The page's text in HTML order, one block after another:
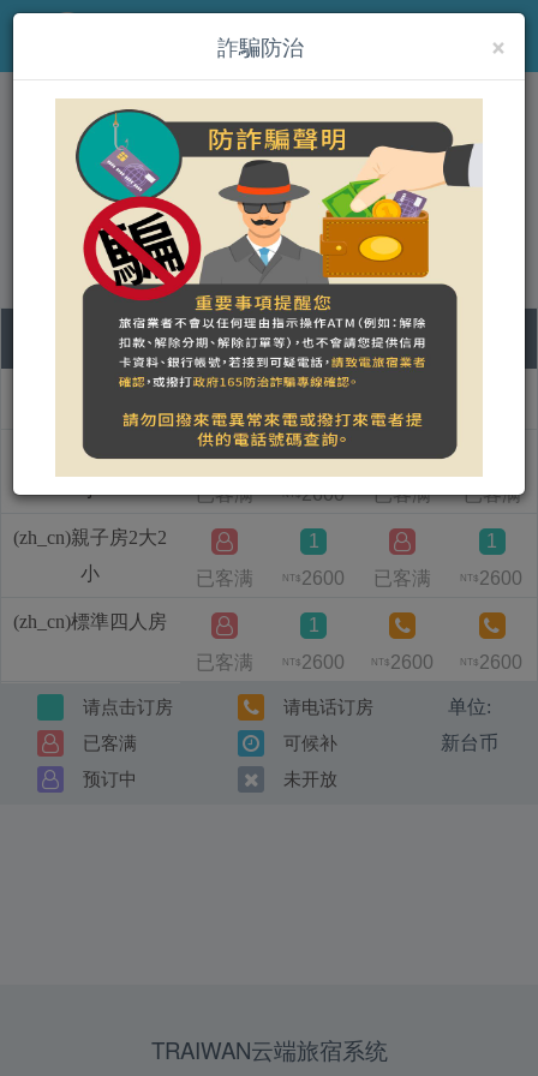
MENU
(zh_cn)積木森林
營登名稱：
合法民宿 臺東縣1610號
(zh_cn)親子房2大1
(zh_cn)親子房2大2
小
(zh_cn)標準四人房
09
日
10
一
二
已客满
1
NT$2600 已客满 已客满
已客满
1
NT$ 2600 已客满
1
NT$ 2600
已客满
1
NT$ 2600 NT$ 2600 NT$ 2600
请点击订房
请电话订房
已客满
可候补
预订中
未开放
单位:
新台币
×
詐騙防治
TRAIWAN云端旅宿系统